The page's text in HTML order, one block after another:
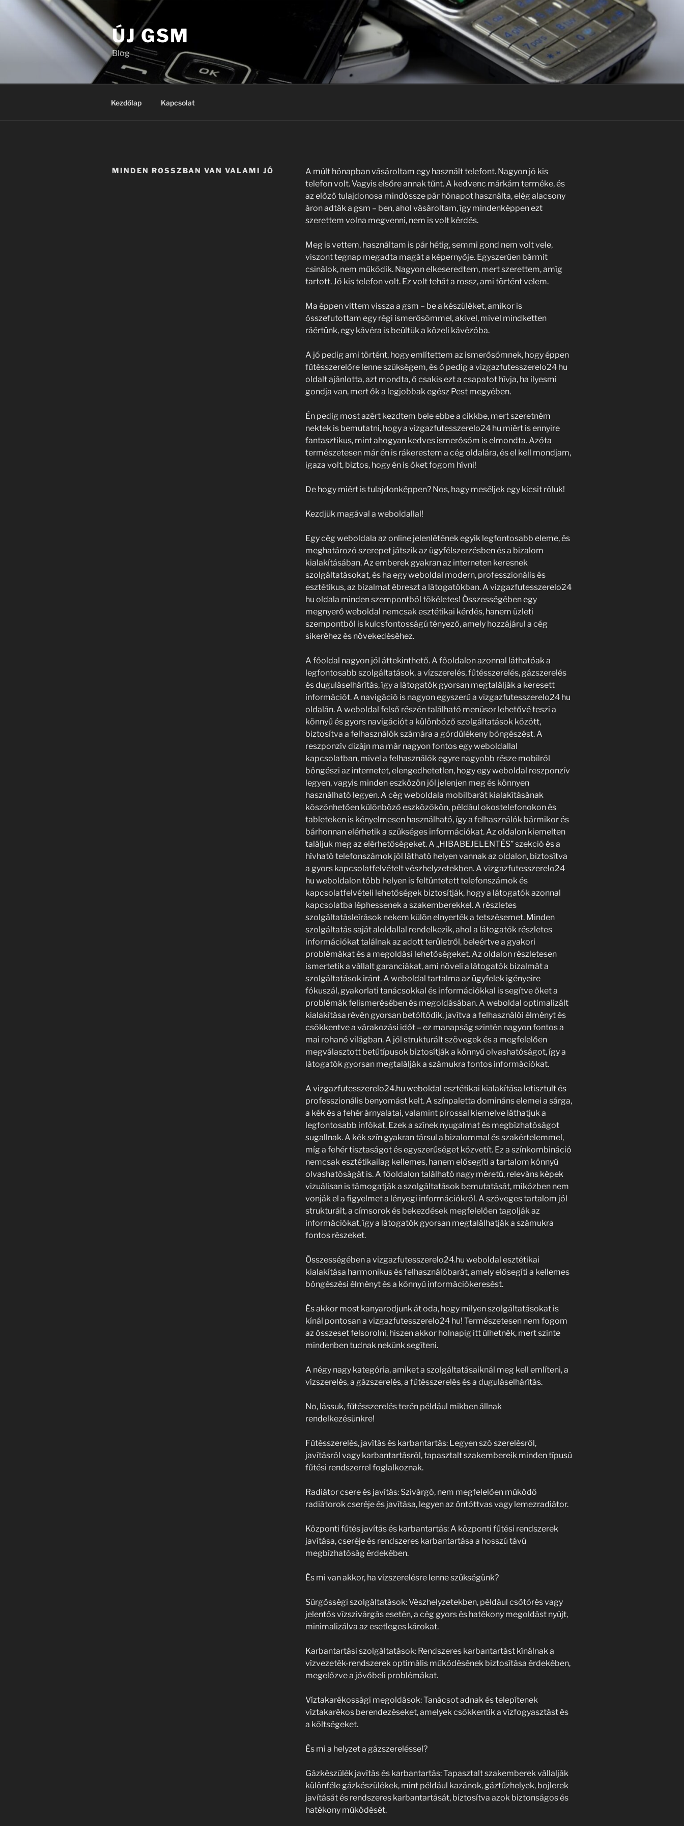
Tartalomhoz
ÚJ GSM
Blog
Kezdőlap Kapcsolat
MINDEN ROSSZBAN VAN VALAMI JÓ
A múlt hónapban vásároltam egy használt telefont. Nagyon jó kis
telefon volt. Vagyis elsőre annak tűnt. A kedvenc márkám terméke, és
az előző tulajdonosa mindössze pár hónapot használta, elég alacsony
áron adták a gsm – ben, ahol vásároltam, így mindenképpen ezt
szerettem volna megvenni, nem is volt kérdés.
Meg is vettem, használtam is pár hétig, semmi gond nem volt vele,
viszont tegnap megadta magát a képernyője. Egyszerűen bármit
csinálok, nem működik. Nagyon elkeseredtem, mert szerettem, amíg
tartott. Jó kis telefon volt. Ez volt tehát a rossz, ami történt velem.
Ma éppen vittem vissza a gsm – be a készüléket, amikor is
összefutottam egy régi ismerősömmel, akivel, mivel mindketten
ráértünk, egy kávéra is beültük a közeli kávézóba.
A jó pedig ami történt, hogy említettem az ismerősömnek, hogy éppen
fűtésszerelőre lenne szükségem, és ő pedig a vizgazfutesszerelo24 hu
oldalt ajánlotta, azt mondta, ő csakis ezt a csapatot hívja, ha ilyesmi
gondja van, mert ők a legjobbak egész Pest megyében.
Én pedig most azért kezdtem bele ebbe a cikkbe, mert szeretném
nektek is bemutatni, hogy a vizgazfutesszerelo24 hu miért is ennyire
fantasztikus, mint ahogyan kedves ismerősöm is elmondta. Azóta
természetesen már én is rákerestem a cég oldalára, és el kell mondjam,
igaza volt, biztos, hogy én is őket fogom hívni!
De hogy miért is tulajdonképpen? Nos, hagy meséljek egy kicsit róluk!
Kezdjük magával a weboldallal!
Egy cég weboldala az online jelenlétének egyik legfontosabb eleme, és
meghatározó szerepet játszik az ügyfélszerzésben és a bizalom
kialakításában. Az emberek gyakran az interneten keresnek
szolgáltatásokat, és ha egy weboldal modern, professzionális és
esztétikus, az bizalmat ébreszt a látogatókban. A vizgazfutesszerelo24
hu oldala minden szempontból tökéletes! Összességében egy
megnyerő weboldal nemcsak esztétikai kérdés, hanem üzleti
szempontból is kulcsfontosságú tényező, amely hozzájárul a cég
sikeréhez és növekedéséhez.
A főoldal nagyon jól áttekinthető. A főoldalon azonnal láthatóak a
legfontosabb szolgáltatások, a vízszerelés, fűtésszerelés, gázszerelés
és duguláselhárítás, így a látogatók gyorsan megtalálják a keresett
információt. A navigáció is nagyon egyszerű a vizgazfutesszerelo24 hu
oldalán. A weboldal felső részén található menüsor lehetővé teszi a
könnyű és gyors navigációt a különböző szolgáltatások között,
biztosítva a felhasználók számára a gördülékeny böngészést. A
reszponzív dizájn ma már nagyon fontos egy weboldallal
kapcsolatban, mivel a felhasználók egyre nagyobb része mobilról
böngészi az internetet, elengedhetetlen, hogy egy weboldal reszponzív
legyen, vagyis minden eszközön jól jelenjen meg és könnyen
használható legyen. A cég weboldala mobilbarát kialakításának
köszönhetően különböző eszközökön, például okostelefonokon és
tableteken is kényelmesen használható, így a felhasználók bármikor és
bárhonnan elérhetik a szükséges információkat. Az oldalon kiemelten
találjuk meg az elérhetőségeket. A „HIBABEJELENTÉS” szekció és a
hívható telefonszámok jól látható helyen vannak az oldalon, biztosítva
a gyors kapcsolatfelvételt vészhelyzetekben. A vizgazfutesszerelo24
hu weboldalon több helyen is feltüntetett telefonszámok és
kapcsolatfelvételi lehetőségek biztosítják, hogy a látogatók azonnal
kapcsolatba léphessenek a szakemberekkel. A részletes
szolgáltatásleírások nekem külön elnyerték a tetszésemet. Minden
szolgáltatás saját aloldallal rendelkezik, ahol a látogatók részletes
információkat találnak az adott területről, beleértve a gyakori
problémákat és a megoldási lehetőségeket. Az oldalon részletesen
ismertetik a vállalt garanciákat, ami növeli a látogatók bizalmát a
szolgáltatások iránt. A weboldal tartalma az ügyfelek igényeire
fókuszál, gyakorlati tanácsokkal és információkkal is segítve őket a
problémák felismerésében és megoldásában. A weboldal optimalizált
kialakítása révén gyorsan betöltődik, javítva a felhasználói élményt és
csökkentve a várakozási időt – ez manapság szintén nagyon fontos a
mai rohanó világban. A jól strukturált szövegek és a megfelelően
megválasztott betűtípusok biztosítják a könnyű olvashatóságot, így a
látogatók gyorsan megtalálják a számukra fontos információkat.
A vizgazfutesszerelo24.hu weboldal esztétikai kialakítása letisztult és
professzionális benyomást kelt. A színpaletta domináns elemei a sárga,
a kék és a fehér árnyalatai, valamint pirossal kiemelve láthatjuk a
legfontosabb infókat. Ezek a színek nyugalmat és megbízhatóságot
sugallnak. A kék szín gyakran társul a bizalommal és szakértelemmel,
míg a fehér tisztaságot és egyszerűséget közvetít. Ez a színkombináció
nemcsak esztétikailag kellemes, hanem elősegíti a tartalom könnyű
olvashatóságát is. A főoldalon található nagy méretű, releváns képek
vizuálisan is támogatják a szolgáltatások bemutatását, miközben nem
vonják el a figyelmet a lényegi információkról. A szöveges tartalom jól
strukturált, a címsorok és bekezdések megfelelően tagolják az
információkat, így a látogatók gyorsan megtalálhatják a számukra
fontos részeket.
Összességében a vizgazfutesszerelo24.hu weboldal esztétikai
kialakítása harmonikus és felhasználóbarát, amely elősegíti a kellemes
böngészési élményt és a könnyű információkeresést.
És akkor most kanyarodjunk át oda, hogy milyen szolgáltatásokat is
kínál pontosan a vizgazfutesszerelo24 hu! Természetesen nem fogom
az összeset felsorolni, hiszen akkor holnapig itt ülhetnék, mert szinte
mindenben tudnak nekünk segíteni.
A négy nagy kategória, amiket a szolgáltatásaiknál meg kell említeni, a
vízszerelés, a gázszerelés, a fűtésszerelés és a duguláselhárítás.
No, lássuk, fűtésszerelés terén például mikben állnak
rendelkezésünkre!
Fűtésszerelés, javítás és karbantartás: Legyen szó szerelésről,
javításról vagy karbantartásról, tapasztalt szakembereik minden típusú
fűtési rendszerrel foglalkoznak.
Radiátor csere és javítás: Szivárgó, nem megfelelően működő
radiátorok cseréje és javítása, legyen az öntöttvas vagy lemezradiátor.
Központi fűtés javítás és karbantartás: A központi fűtési rendszerek
javítása, cseréje és rendszeres karbantartása a hosszú távú
megbízhatóság érdekében.
És mi van akkor, ha vízszerelésre lenne szükségünk?
Sürgősségi szolgáltatások: Vészhelyzetekben, például csőtörés vagy
jelentős vízszivárgás esetén, a cég gyors és hatékony megoldást nyújt,
minimalizálva az esetleges károkat.
Karbantartási szolgáltatások: Rendszeres karbantartást kínálnak a
vízvezeték-rendszerek optimális működésének biztosítása érdekében,
megelőzve a jövőbeli problémákat.
Víztakarékossági megoldások: Tanácsot adnak és telepítenek
víztakarékos berendezéseket, amelyek csökkentik a vízfogyasztást és
a költségeket.
És mi a helyzet a gázszereléssel?
Gázkészülék javítás és karbantartás: Tapasztalt szakemberek vállalják
különféle gázkészülékek, mint például kazánok, gáztűzhelyek, bojlerek
javítását és rendszeres karbantartását, biztosítva azok biztonságos és
hatékony működését.